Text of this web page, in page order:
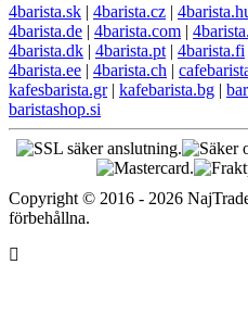
4barista.sk | 4barista.cz |
4barista.de | 4barista.com |
4barista.dk | 4barista.pt | 4barista.fi
4barista.ee | 4barista.ch |
kafesbarista.gr| kafebarista.bg |
baristashop.si
Copyright © 2016 - 2026
förbehållna.